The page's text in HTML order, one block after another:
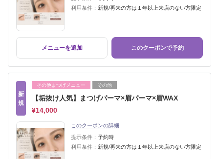
利用条件： 新規/再来の方は１年以上来店のない方限定
メニューを追加 このクーポンで予約
新
規
その他まつげメニュー その他
【垢抜け人気】まつげパーマ×眉パーマ×眉WAX
¥14,000
このクーポンの詳細
提示条件： 予約時
利用条件： 新規/再来の方は１年以上来店のない方限定